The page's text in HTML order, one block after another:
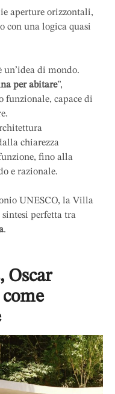
aperture orizzontali,
con una logica quasi
un’idea di mondo.
per abitare”,
funzionale, capace di
chiarezza
fino alla
e razionale.
UNESCO, la Villa
sintesi perfetta tra
.
Oscar